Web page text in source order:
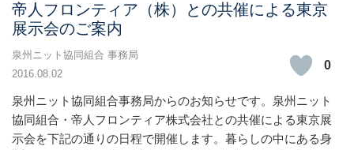
帝人フロンティア（株）との共催による東京
展示会のご案内
泉州ニット協同組合 事務局
2016.08.02
0
泉州ニット協同組合事務局からのお知らせです。泉州ニット
協同組合・帝人フロンティア株式会社との共催による東京展
示会を下記の通りの日程で開催します。暮らしの中にある身